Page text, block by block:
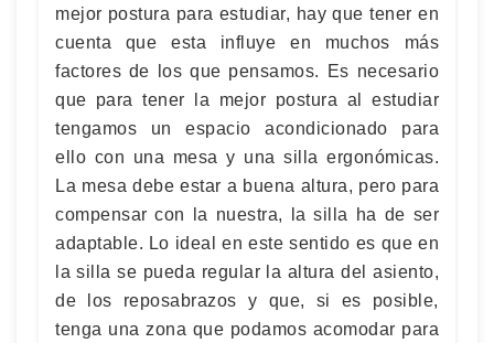
mejor postura para estudiar, hay que tener en
cuenta que esta influye en muchos más
factores de los que pensamos. Es necesario
que para tener la mejor postura al estudiar
tengamos un espacio acondicionado para
ello con una mesa y una silla ergonómicas.
La mesa debe estar a buena altura, pero para
compensar con la nuestra, la silla ha de ser
adaptable. Lo ideal en este sentido es que en
la silla se pueda regular la altura del asiento,
de los reposabrazos y que, si es posible,
tenga una zona que podamos acomodar para